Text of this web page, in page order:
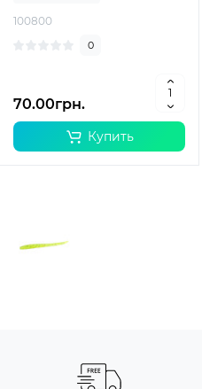
100800
0
70.00грн.
Купить